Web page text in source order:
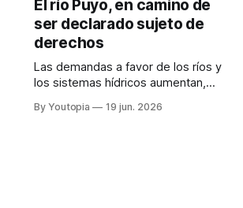
El río Puyo, en camino de
ser declarado sujeto de
derechos
Las demandas a favor de los ríos y
los sistemas hídricos aumentan,
acciones de protección. Los casos
By Youtopia 19 jun. 2026